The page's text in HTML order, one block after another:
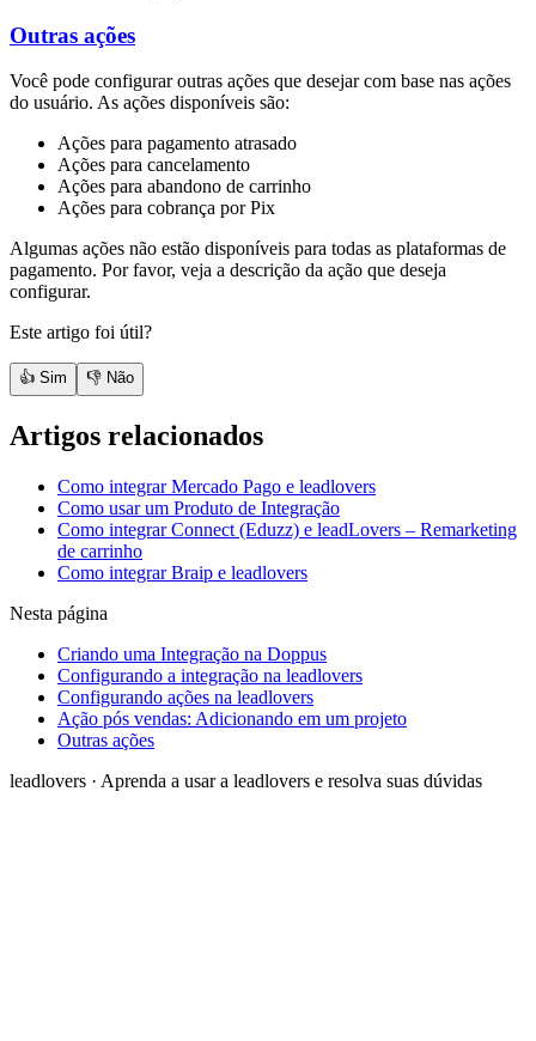
Outras ações
Você pode configurar outras ações que desejar com base nas ações
do usuário. As ações disponíveis são:
Ações para pagamento atrasado
Ações para cancelamento
Ações para abandono de carrinho
Ações para cobrança por Pix
Algumas ações não estão disponíveis para todas as plataformas de
pagamento. Por favor, veja a descrição da ação que deseja
configurar.
Este artigo foi útil?
👍 Sim 👎 Não
Artigos relacionados
Como integrar Mercado Pago e leadlovers
Como usar um Produto de Integração
Como integrar Connect (Eduzz) e leadLovers – Remarketing
de carrinho
Como integrar Braip e leadlovers
Nesta página
Criando uma Integração na Doppus
Configurando a integração na leadlovers
Configurando ações na leadlovers
Ação pós vendas: Adicionando em um projeto
Outras ações
leadlovers · Aprenda a usar a leadlovers e resolva suas dúvidas